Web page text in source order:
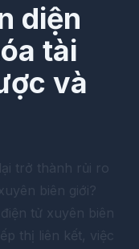
diện
tài
và
trở thành rủi ro
biên giới?
tử xuyên biên
thị liên kết, việc